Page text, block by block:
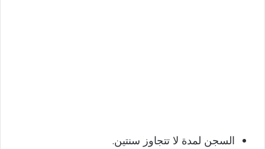
السجن لمدة لا تتجاوز سنتين.